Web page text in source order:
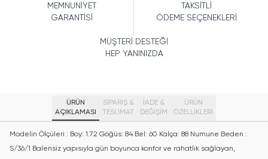
MEMNUNİYET
GARANTİSİ
TAKSİTLİ
ÖDEME SEÇENEKLERİ
MÜŞTERİ DESTEĞİ
HEP YANINIZDA
ÜRÜN
AÇIKLAMASI
SİPARİŞ &
TESLİMAT
İADE &
DEĞİŞİM
ÜRÜN
ÖZELLIKLERI
Modelin Ölçüleri : Boy: 1.72 Göğüs: 84 Bel: 60 Kalça: 88 Numune Beden :
S/36/1 Balensiz yapısıyla gün boyunca konfor ve rahatlık sağlayan,